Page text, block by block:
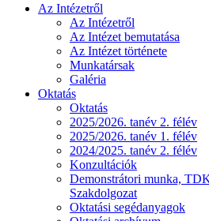
Az Intézetről
Az Intézetről
Az Intézet bemutatása
Az Intézet története
Munkatársak
Galéria
Oktatás
Oktatás
2025/2026. tanév 2. félév
2025/2026. tanév 1. félév
2024/2025. tanév 2. félév
Konzultációk
Demonstrátori munka,
Szakdolgozat
Oktatási segédanyagok